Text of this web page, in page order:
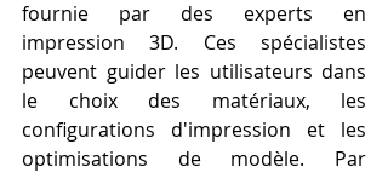
fournie par des experts en
impression 3D. Ces spécialistes
peuvent guider les utilisateurs dans
le choix des matériaux, les
configurations d'impression et les
optimisations de modèle. Par